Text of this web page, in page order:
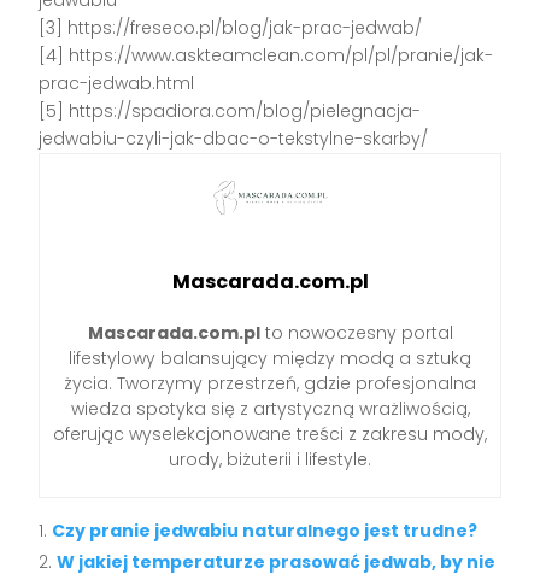
[3] https://freseco.pl/blog/jak-prac-jedwab/
[4] https://www.askteamclean.com/pl/pl/pranie/jak-
prac-jedwab.html
[5] https://spadiora.com/blog/pielegnacja-
jedwabiu-czyli-jak-dbac-o-tekstylne-skarby/
Mascarada.com.pl
Mascarada.com.plto nowoczesny portal
lifestylowy balansujący między modą a sztuką
życia. Tworzymy przestrzeń, gdzie profesjonalna
wiedza spotyka się z artystyczną wrażliwością,
oferując wyselekcjonowane treści z zakresu mody,
urody, biżuterii i lifestyle.
Czy pranie jedwabiu naturalnego jest trudne?
W jakiej temperaturze prasować jedwab, by nie